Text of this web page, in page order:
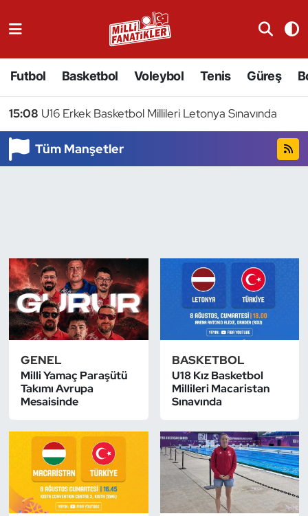
Futbol Basketbol Voleybol Tenis Güreş
15:08 U16 Erkek Basketbol Millileri Letonya Sınavında
Tüm Manşetler
GENEL
Milli Yamaç Paraşütü
Takımı Avrupa
Mesaisinde
BASKETBOL
U18 Kız Basketbol
Millileri Macaristan
Sınavında
Badminton
Basketbol
Binicilik
Bisiklet
Bocce Bowling Dart
Boks
Briç
Buz Hokeyi
Buz Pateni
Çim Hokeyi